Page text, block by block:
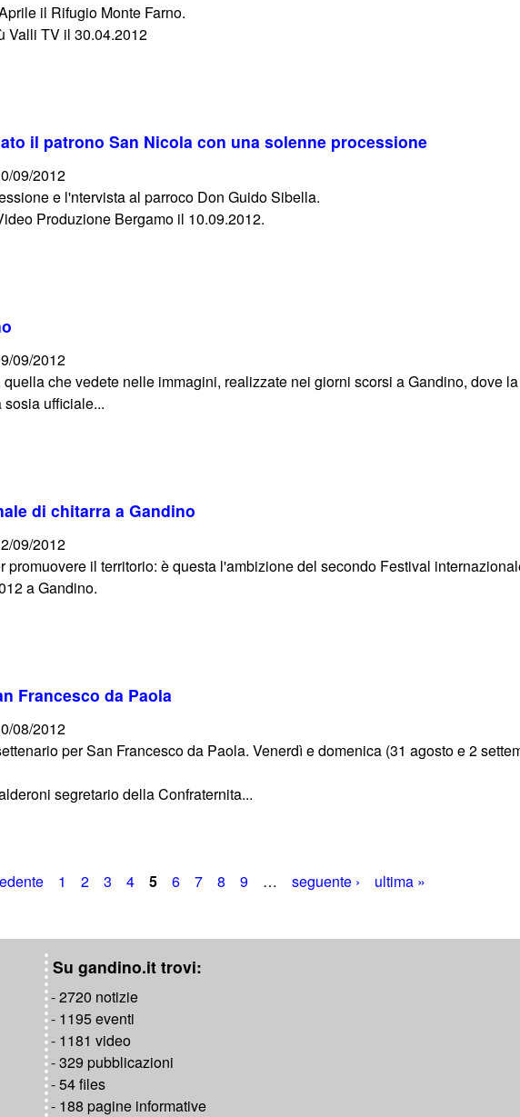
il Rifugio Monte Farno.
Valli TV il 30.04.2012
il patrono San Nicola con una solenne processione
09/2012
e l'ntervista al parroco Don Guido Sibella.
Produzione Bergamo il 10.09.2012.
09/2012
quella che vedete nelle immagini, realizzate nei giorni scorsi a Gandino, dove
sosia ufficiale...
di chitarra a Gandino
09/2012
promuovere il territorio: è questa l'ambizione del secondo Festival
a Gandino.
Francesco da Paola
08/2012
per San Francesco da Paola. Venerdì e domenica (31 agosto e 2
segretario della Confraternita...
1 2 3 4 5 6 7 8 9 … seguente › ultima »
Su gandino.it trovi:
- 2720 notizie
- 1195 eventi
- 1181 video
- 329 pubblicazioni
- 54 files
- 188 pagine informative